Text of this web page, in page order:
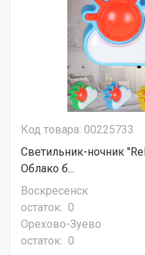
Код товара: 00225733
Светильник-ночник
Облако б...
Воскресенск
остаток: 0
Орехово-Зуево
остаток: 0